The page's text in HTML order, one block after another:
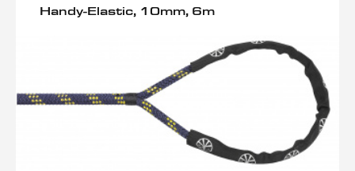
Handy-Elastic, 10mm, 6m